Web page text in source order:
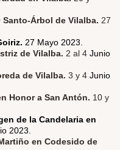
Santo-Árbol de Vilalba. 27
27 Mayo 2023.
de Vilalba. 2 al 4 Junio
de Vilalba. 3 y 4 Junio
Honor a San Antón. 10 y
de la Candelaria en
2023.
en Codesido de